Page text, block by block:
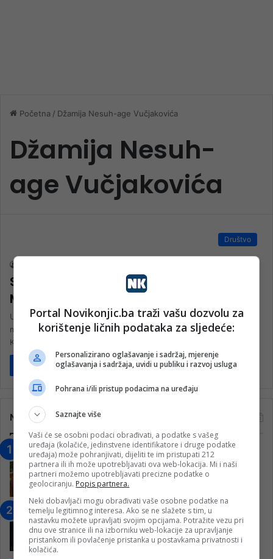
Početna / Džamija Nesuh-age Vučjakovića
Džamija Nesuh-
age Vučjakovića
Društvo
SUSRETI MREŽE MLADIH MUFTIJSTVA
MOSTARSKOG U LJUBUŠKOM
U subotu, 6. maja 2023. godine, u okviru manifestacije “Dani
mevluda i zikra”, članovi Mreže mladih Muftijstva mostarskog iz
Konjica,…
Pročitaj više
Najčitanije
“Obrazovanje gradi BiH-Jovan Divjak“
– Konjic je u posljednje 22 godine imao
25 ​​stipendista
15. Februara 2023.
Nogometaši Igmana iznenadili
Konjičanke cvijećem i besplatnim
ulazom na utakmicu
Portal Novikonjic.ba traži vašu dozvolu za
korištenje ličnih podataka za sljedeće:
Personalizirano oglašavanje i sadržaj, mjerenje
oglašavanja i sadržaja, uvidi u publiku i razvoj usluga
Pohrana i/ili pristup podacima na uređaju
Saznajte više
Vaši će se osobni podaci obrađivati, a podatke s vašeg
uređaja (kolačiće, jedinstvene identifikatore i druge podatke
uređaja) može pohranjivati, dijeliti te im pristupati 212
partnera ili ih može upotrebljavati ova web-lokacija. Mi i naši
partneri možemo upotrebljavati precizne podatke o
geolociranju. Popis partnera.
Neki dobavljači mogu obrađivati vaše osobne podatke na
temelju legitimnog interesa. Ako se ne slažete s tim, u
nastavku možete upravljati svojim opcijama. Potražite vezu pri
dnu ove stranice ili na izborniku web-lokacije za upravljanje
pristankom ili povlačenje pristanka u postavkama privatnosti i
kolačića.